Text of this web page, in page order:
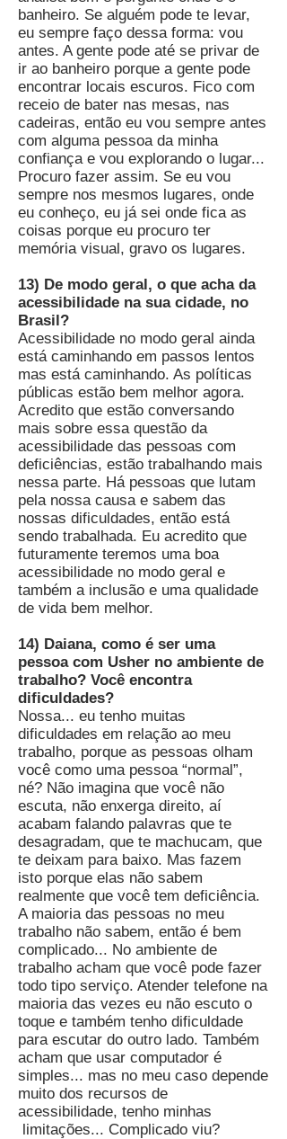
banheiro. Se alguém pode te levar,
eu sempre faço dessa forma: vou
antes. A gente pode até se privar de
ir ao banheiro porque a gente pode
encontrar locais escuros. Fico com
receio de bater nas mesas, nas
cadeiras, então eu vou sempre antes
com alguma pessoa da minha
confiança e vou explorando o lugar...
Procuro fazer assim. Se eu vou
sempre nos mesmos lugares, onde
eu conheço, eu já sei onde fica as
coisas porque eu procuro ter
memória visual, gravo os lugares.
13) De modo geral, o que acha da
acessibilidade na sua cidade, no
Brasil?
Acessibilidade no modo geral ainda
está caminhando em passos lentos
mas está caminhando. As políticas
públicas estão bem melhor agora.
Acredito que estão conversando
mais sobre essa questão da
acessibilidade das pessoas com
deficiências, estão trabalhando mais
nessa parte. Há pessoas que lutam
pela nossa causa e sabem das
nossas dificuldades, então está
sendo trabalhada. Eu acredito que
futuramente teremos uma boa
acessibilidade no modo geral e
também a inclusão e uma qualidade
de vida bem melhor.
14) Daiana, como é ser uma
pessoa com Usher no ambiente de
trabalho? Você encontra
dificuldades?
Nossa... eu tenho muitas
dificuldades em relação ao meu
trabalho, porque as pessoas olham
você como uma pessoa “normal”,
né? Não imagina que você não
escuta, não enxerga direito, aí
acabam falando palavras que te
desagradam, que te machucam, que
te deixam para baixo. Mas fazem
isto porque elas não sabem
realmente que você tem deficiência.
A maioria das pessoas no meu
trabalho não sabem, então é bem
complicado... No ambiente de
trabalho acham que você pode fazer
todo tipo serviço. Atender telefone na
maioria das vezes eu não escuto o
toque e também tenho dificuldade
para escutar do outro lado. Também
acham que usar computador é
simples... mas no meu caso depende
muito dos recursos de
acessibilidade, tenho minhas
limitações... Complicado viu?